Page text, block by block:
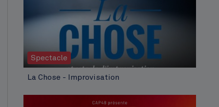
Spectacle
La Chose - Improvisation